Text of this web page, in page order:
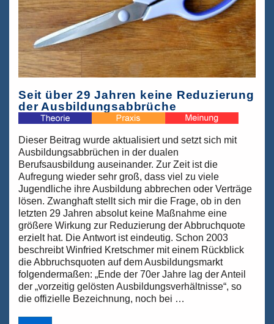
Seit über 29 Jahren keine Reduzierung
der Ausbildungsabbrüche
Dieser Beitrag wurde aktualisiert und setzt sich mit
Ausbildungsabbrüchen in der dualen
Berufsausbildung auseinander. Zur Zeit ist die
Aufregung wieder sehr groß, dass viel zu viele
Jugendliche ihre Ausbildung abbrechen oder Verträge
lösen. Zwanghaft stellt sich mir die Frage, ob in den
letzten 29 Jahren absolut keine Maßnahme eine
größere Wirkung zur Reduzierung der Abbruchquote
erzielt hat. Die Antwort ist eindeutig. Schon 2003
beschreibt Winfried Kretschmer mit einem Rückblick
die Abbruchsquoten auf dem Ausbildungsmarkt
folgendermaßen: „Ende der 70er Jahre lag der Anteil
der „vorzeitig gelösten Ausbildungsverhältnisse“, so
die offizielle Bezeichnung, noch bei …